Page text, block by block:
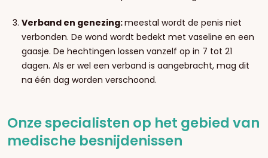
Verband en genezing:meestal wordt de penis niet
verbonden. De wond wordt bedekt met vaseline en een
gaasje. De hechtingen lossen vanzelf op in 7 tot 21
dagen. Als er wel een verband is aangebracht, mag dit
na één dag worden verschoond.
Onze specialisten op het gebied van
medische besnijdenissen